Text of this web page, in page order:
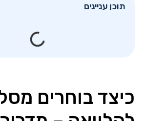
תוכן עניינים
כיצד בוחרים